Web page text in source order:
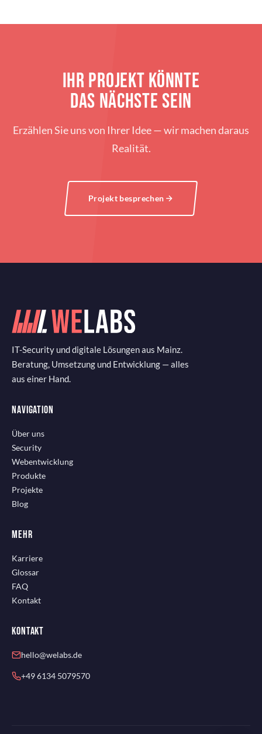
IHR PROJEKT KÖNNTE
DAS NÄCHSTE SEIN
Erzählen Sie uns von Ihrer Idee — wir machen daraus
Realität.
Projekt besprechen
IT-Security und digitale Lösungen aus Mainz.
Beratung, Umsetzung und Entwicklung — alles
aus einer Hand.
NAVIGATION
Über uns
Security
Webentwicklung
Produkte
Projekte
Blog
MEHR
Karriere
Glossar
FAQ
Kontakt
KONTAKT
hello@welabs.de
+49 6134 5079570